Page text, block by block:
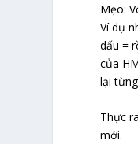
Mẹo:
Ví dụ
dấu =
của
lại
Thực
mới.